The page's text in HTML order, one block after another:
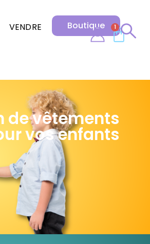
VENDRE Boutique 1
de vêtements
vos enfants